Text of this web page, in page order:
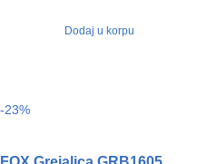
Dodaj u korpu
-23%